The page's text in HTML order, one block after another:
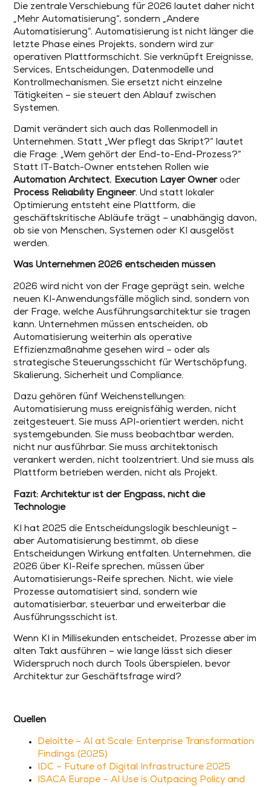
Die zentrale Verschiebung für 2026 lautet daher nicht
„Mehr Automatisierung“, sondern „Andere
Automatisierung“. Automatisierung ist nicht länger die
letzte Phase eines Projekts, sondern wird zur
operativen Plattformschicht. Sie verknüpft Ereignisse,
Services, Entscheidungen, Datenmodelle und
Kontrollmechanismen. Sie ersetzt nicht einzelne
Tätigkeiten – sie steuert den Ablauf zwischen
Systemen.
Damit verändert sich auch das Rollenmodell in
Unternehmen. Statt „Wer pflegt das Skript?“ lautet
die Frage: „Wem gehört der End-to-End-Prozess?“
Statt IT-Batch-Owner entstehen Rollen wie
Automation Architect, Execution Layer Owneroder
Process Reliability Engineer. Und statt lokaler
Optimierung entsteht eine Plattform, die
geschäftskritische Abläufe trägt – unabhängig davon,
ob sie von Menschen, Systemen oder KI ausgelöst
werden.
Was Unternehmen 2026 entscheiden müssen
2026 wird nicht von der Frage geprägt sein, welche
neuen KI-Anwendungsfälle möglich sind, sondern von
der Frage, welche Ausführungsarchitektur sie tragen
kann. Unternehmen müssen entscheiden, ob
Automatisierung weiterhin als operative
Effizienzmaßnahme gesehen wird – oder als
strategische Steuerungsschicht für Wertschöpfung,
Skalierung, Sicherheit und Compliance.
Dazu gehören fünf Weichenstellungen:
Automatisierung muss ereignisfähig werden, nicht
zeitgesteuert. Sie muss API-orientiert werden, nicht
systemgebunden. Sie muss beobachtbar werden,
nicht nur ausführbar. Sie muss architektonisch
verankert werden, nicht toolzentriert. Und sie muss als
Plattform betrieben werden, nicht als Projekt.
Fazit: Architektur ist der Engpass, nicht die
Technologie
KI hat 2025 die Entscheidungslogik beschleunigt –
aber Automatisierung bestimmt, ob diese
Entscheidungen Wirkung entfalten. Unternehmen, die
2026 über KI-Reife sprechen, müssen über
Automatisierungs-Reife sprechen. Nicht, wie viele
Prozesse automatisiert sind, sondern wie
automatisierbar, steuerbar und erweiterbar die
Ausführungsschicht ist.
Wenn KI in Millisekunden entscheidet, Prozesse aber im
alten Takt ausführen – wie lange lässt sich dieser
Widerspruch noch durch Tools überspielen, bevor
Architektur zur Geschäftsfrage wird?
Quellen
Deloitte – AI at Scale: Enterprise Transformation
Findings (2025)
IDC – Future of Digital Infrastructure 2025
ISACA Europe – AI Use is Outpacing Policy and